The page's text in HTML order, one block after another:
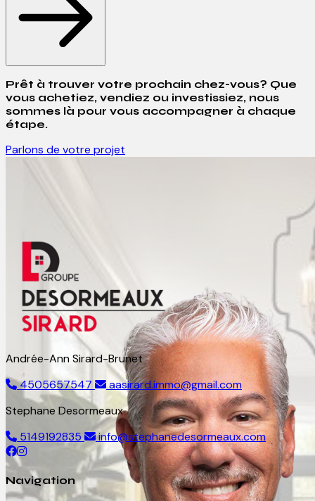
Prêt à trouver votre prochain chez-vous? Que
vous achetiez, vendiez ou investissiez, nous
sommes là pour vous accompagner à chaque
étape.
Parlons de votre projet
Andrée-Ann Sirard-Brunet
4505657547
aasirard.immo@gmail.com
Stephane Desormeaux
5149192835
info@stephanedesormeaux.com
Navigation